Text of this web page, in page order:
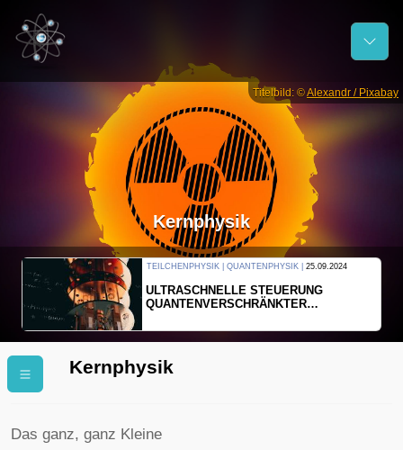
Titelbild: ©Alexandr / Pixabay
Kernphysik
TEILCHENPHYSIK | QUANTENPHYSIK | 25.09.2024
ULTRASCHNELLE STEUERUNG
QUANTENVERSCHRÄNKTER
Kernphysik
Das ganz, ganz Kleine